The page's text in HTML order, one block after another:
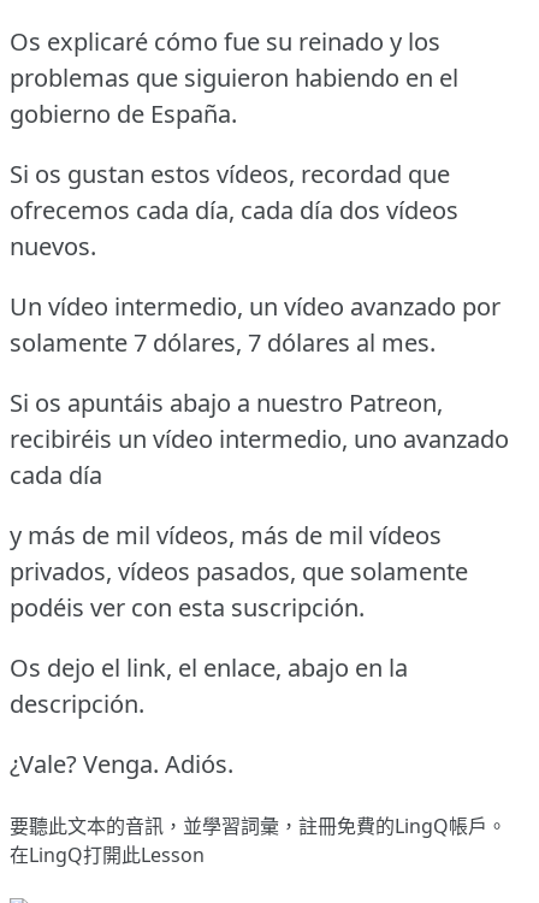
Os explicaré cómo fue su reinado y los
problemas que siguieron habiendo en el
gobierno de España.
Si os gustan estos vídeos, recordad que
ofrecemos cada día, cada día dos vídeos
nuevos.
Un vídeo intermedio, un vídeo avanzado por
solamente 7 dólares, 7 dólares al mes.
Si os apuntáis abajo a nuestro Patreon,
recibiréis un vídeo intermedio, uno avanzado
cada día
y más de mil vídeos, más de mil vídeos
privados, vídeos pasados, que solamente
podéis ver con esta suscripción.
Os dejo el link, el enlace, abajo en la
descripción.
¿Vale? Venga. Adiós.
要聽此文本的音訊，並學習詞彙， 註冊免費的LingQ帳戶。
在LingQ打開此Lesson